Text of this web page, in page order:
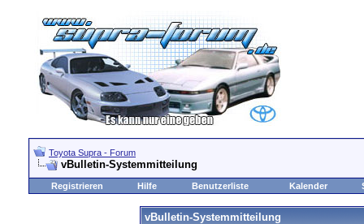
Toyota Supra - Forum
vBulletin-Systemmitteilung
Registrieren Hilfe Benutzerliste Kalender
vBulletin-Systemmitteilung